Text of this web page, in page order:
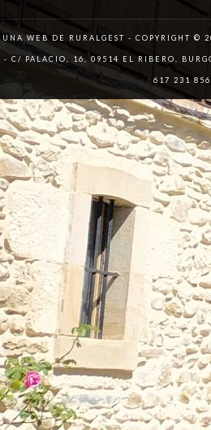
UNA WEB DE RURALGEST - COPYRIGHT ©
- C/ PALACIO, 16, 09514 EL RIBERO,
617 231 856